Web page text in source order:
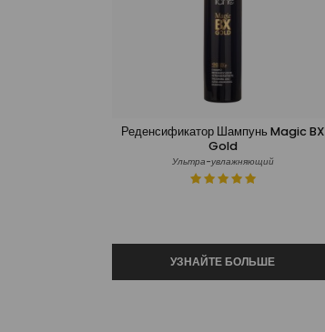
Реденсификатор Шампунь Magic BX
Gold
Ультра-увлажняющий